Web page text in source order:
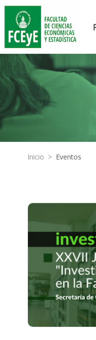
Inicio > Eventos